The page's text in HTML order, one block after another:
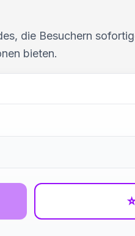
die Besuchern
bieten.